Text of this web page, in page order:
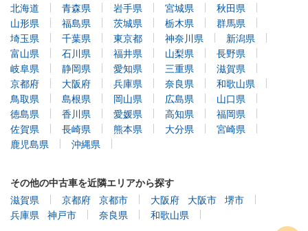
北海道
青森県 岩手県 宮城県
秋田県
山形県
福島県 茨城県 栃木県
群馬県
埼玉県
千葉県 東京都 神奈川県
新潟県
富山県
石川県 福井県 山梨県
長野県
岐阜県
静岡県 愛知県 三重県
滋賀県
京都府
大阪府 兵庫県 奈良県
和歌山県
鳥取県
島根県 岡山県 広島県
山口県
徳島県
香川県 愛媛県 高知県
福岡県
佐賀県
長崎県 熊本県 大分県
宮崎県
鹿児島県
沖縄県
その他の中古車を近隣エリアから探す
滋賀県
京都府 京都市 大阪府 大阪市 堺市
兵庫県 神戸市 奈良県 和歌山県